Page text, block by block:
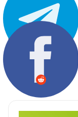
Paylaş: